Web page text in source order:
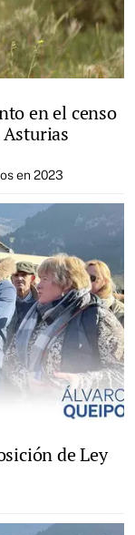
en el censo
en 2023
de Ley